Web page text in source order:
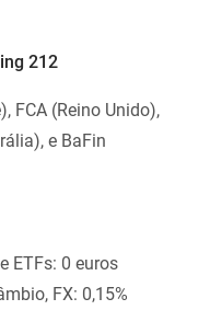
212
FCA (Reino Unido),
e BaFin
ETFs: 0 euros
FX: 0,15%